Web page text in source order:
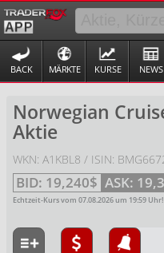
BACK MÄRKTE KURSE NEWS
Norwegian
Aktie
WKN: A1KBL8 / ISIN:
BID: 19,240$ ASK:
Echtzeit-Kurs vom 07.08.2026um 19:59 Uhr!